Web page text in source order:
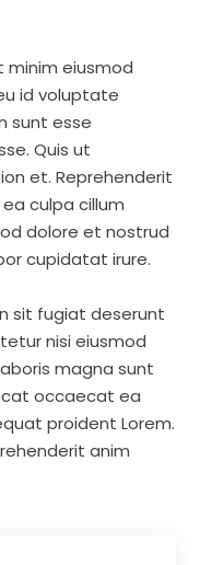
minim eiusmod
id voluptate
sunt esse
Quis ut
et. Reprehenderit
culpa cillum
dolore et nostrud
cupidatat irure.
sit fugiat deserunt
nisi eiusmod
magna sunt
occaecat ea
proident Lorem.
anim